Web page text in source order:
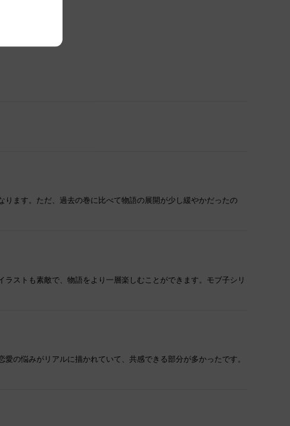
ます。ただ、過去の巻に比べて物語の展開が少し緩やかだったの
ストも素敵で、物語をより一層楽しむことができます。モブ子シリ
の悩みがリアルに描かれていて、共感できる部分が多かったです。